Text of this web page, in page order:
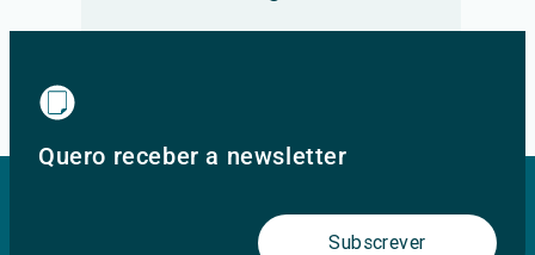
Quero receber a newsletter
Subscrever